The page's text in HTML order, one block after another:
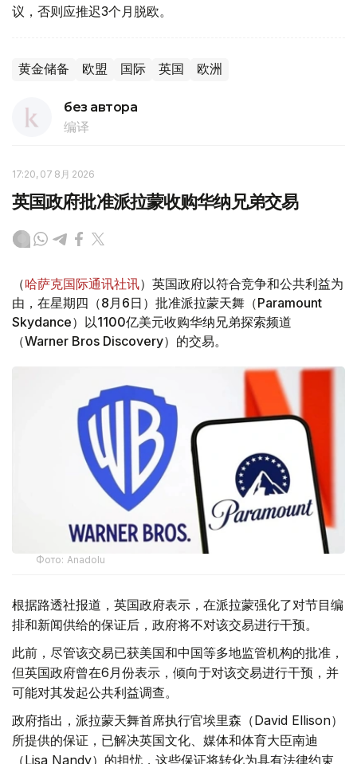
议，否则应推迟3个月脱欧。
黄金储备 欧盟 国际 英国 欧洲
без автора
编译
17:20, 07 8月 2026
英国政府批准派拉蒙收购华纳兄弟交易
（哈萨克国际通讯社讯）英国政府以符合竞争和公共利益为
由，在星期四（8月6日）批准派拉蒙天舞（Paramount
Skydance）以1100亿美元收购华纳兄弟探索频道
（Warner Bros Discovery）的交易。
Фото: Аnadolu
根据路透社报道，英国政府表示，在派拉蒙强化了对节目编
排和新闻供给的保证后，政府将不对该交易进行干预。
此前，尽管该交易已获美国和中国等多地监管机构的批准，
但英国政府曾在6月份表示，倾向于对该交易进行干预，并
可能对其发起公共利益调查。
政府指出，派拉蒙天舞首席执行官埃里森（David Ellison）
所提供的保证，已解决英国文化、媒体和体育大臣南迪
（Lisa Nandy）的担忧，这些保证将转化为具有法律约束